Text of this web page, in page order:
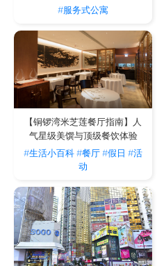
#服务式公寓
【铜锣湾米芝莲餐厅指南】人
气星级美馔与顶级餐饮体验
#生活小百科#餐厅#假日 #活
动